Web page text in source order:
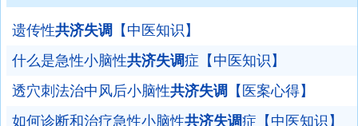
遗传性共济失调 【中医知识】
什么是急性小脑性共济失调症【中医知识】
透穴刺法治中风后小脑性共济失调 【医案心得】
如何诊断和治疗急性小脑性共济失调症【中医知识】